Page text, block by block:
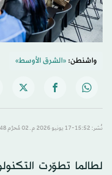
واشنطن:«الشرق الأوسط»
نُشر: 15:52-17 يونيو 2026 م ـ 02 مُحرَّم 1448 هـ
لطالما تطوّرت